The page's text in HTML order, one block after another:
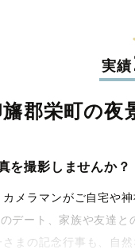
実績
郡栄町の夜
を撮影しませんか？
メラマンがご自宅や
デート、家族や友達
まの記念行事も、自